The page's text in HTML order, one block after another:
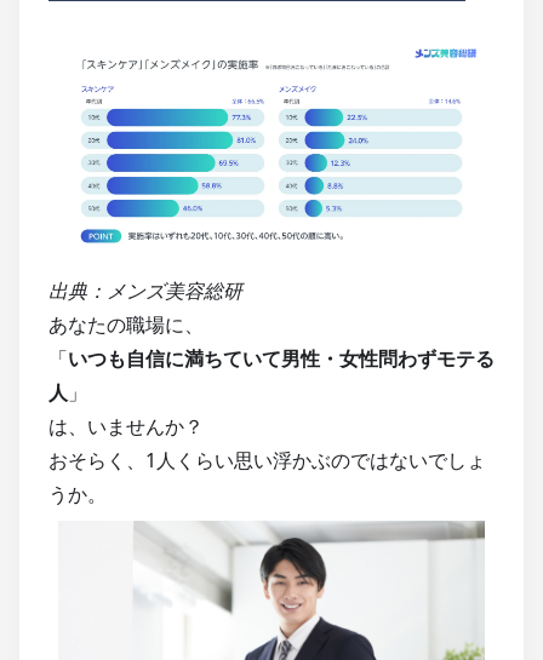
出典：メンズ美容総研
あなたの職場に、
「いつも自信に満ちていて男性・女性問わずモテる
人 」
は、いませんか？
おそらく、1人くらい思い浮かぶのではないでしょ
うか。